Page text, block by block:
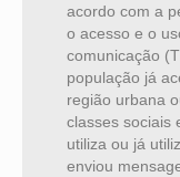
acordo com a
o acesso e o
comunicação
população já
região urbana
classes sociais
utiliza ou já
enviou